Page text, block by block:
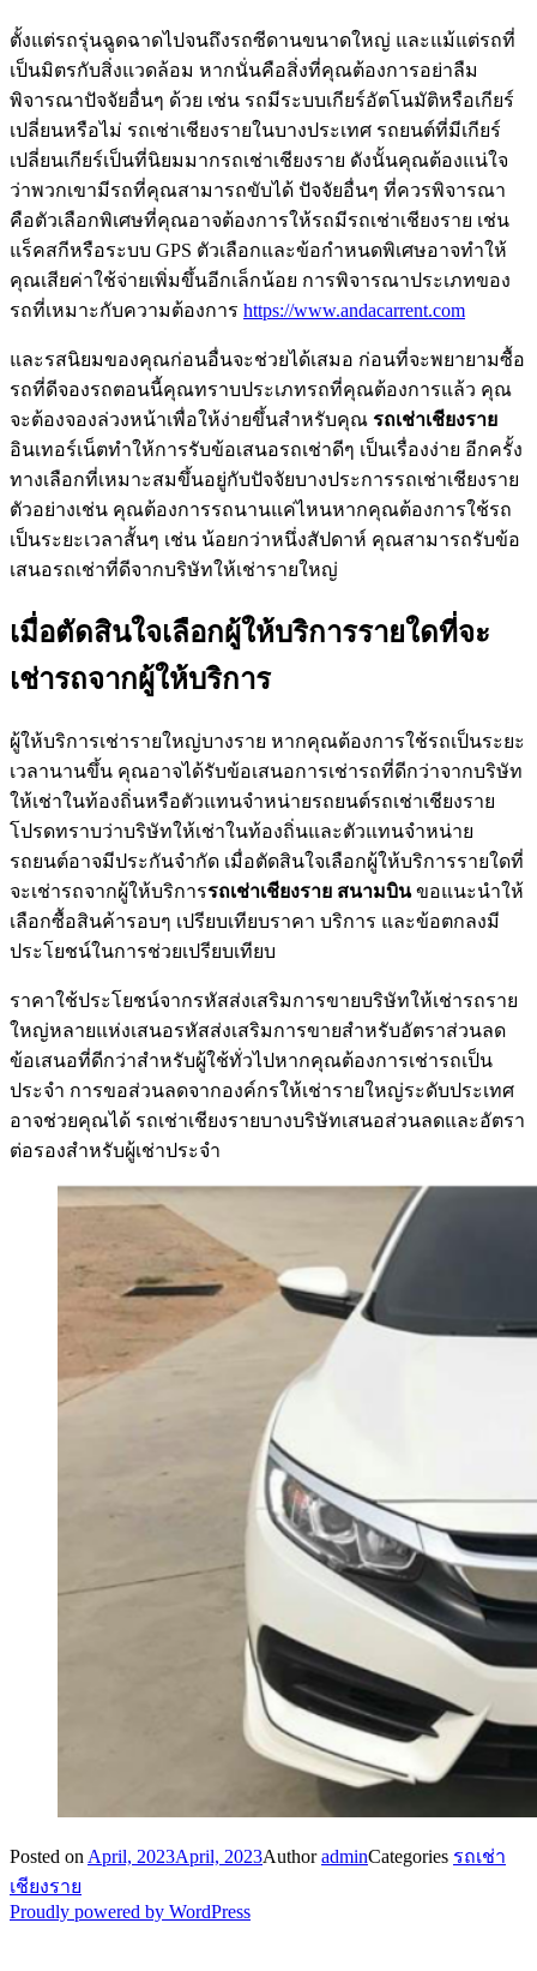
ตั้งแต่รถรุ่นฉูดฉาดไปจนถึงรถซีดานขนาดใหญ่ และแม้แต่รถที่
เป็นมิตรกับสิ่งแวดล้อม หากนั่นคือสิ่งที่คุณต้องการอย่าลืม
พิจารณาปัจจัยอื่นๆ ด้วย เช่น รถมีระบบเกียร์อัตโนมัติหรือเกียร์
เปลี่ยนหรือไม่ รถเช่าเชียงรายในบางประเทศ รถยนต์ที่มีเกียร์
เปลี่ยนเกียร์เป็นที่นิยมมากรถเช่าเชียงราย ดังนั้นคุณต้องแน่ใจ
ว่าพวกเขามีรถที่คุณสามารถขับได้ ปัจจัยอื่นๆ ที่ควรพิจารณา
คือตัวเลือกพิเศษที่คุณอาจต้องการให้รถมีรถเช่าเชียงราย เช่น
แร็คสกีหรือระบบ GPS ตัวเลือกและข้อกำหนดพิเศษอาจทำให้
คุณเสียค่าใช้จ่ายเพิ่มขึ้นอีกเล็กน้อย การพิจารณาประเภทของ
รถที่เหมาะกับความต้องการ https://www.andacarrent.com
และรสนิยมของคุณก่อนอื่นจะช่วยได้เสมอ ก่อนที่จะพยายามซื้อ
รถที่ดีจองรถตอนนี้คุณทราบประเภทรถที่คุณต้องการแล้ว คุณ
จะต้องจองล่วงหน้าเพื่อให้ง่ายขึ้นสำหรับคุณ รถเช่าเชียงราย
อินเทอร์เน็ตทำให้การรับข้อเสนอรถเช่าดีๆ เป็นเรื่องง่าย อีกครั้ง
ทางเลือกที่เหมาะสมขึ้นอยู่กับปัจจัยบางประการรถเช่าเชียงราย
ตัวอย่างเช่น คุณต้องการรถนานแค่ไหนหากคุณต้องการใช้รถ
เป็นระยะเวลาสั้นๆ เช่น น้อยกว่าหนึ่งสัปดาห์ คุณสามารถรับข้อ
เสนอรถเช่าที่ดีจากบริษัทให้เช่ารายใหญ่
เมื่อตัดสินใจเลือกผู้ให้บริการรายใดที่จะ
เช่ารถจากผู้ให้บริการ
ผู้ให้บริการเช่ารายใหญ่บางราย หากคุณต้องการใช้รถเป็นระยะ
เวลานานขึ้น คุณอาจได้รับข้อเสนอการเช่ารถที่ดีกว่าจากบริษัท
ให้เช่าในท้องถิ่นหรือตัวแทนจำหน่ายรถยนต์รถเช่าเชียงราย
โปรดทราบว่าบริษัทให้เช่าในท้องถิ่นและตัวแทนจำหน่าย
รถยนต์อาจมีประกันจำกัด เมื่อตัดสินใจเลือกผู้ให้บริการรายใดที่
จะเช่ารถจากผู้ให้บริการรถเช่าเชียงราย สนามบินขอแนะนำให้
เลือกซื้อสินค้ารอบๆ เปรียบเทียบราคา บริการ และข้อตกลงมี
ประโยชน์ในการช่วยเปรียบเทียบ
ราคาใช้ประโยชน์จากรหัสส่งเสริมการขายบริษัทให้เช่ารถราย
ใหญ่หลายแห่งเสนอรหัสส่งเสริมการขายสำหรับอัตราส่วนลด
ข้อเสนอที่ดีกว่าสำหรับผู้ใช้ทั่วไปหากคุณต้องการเช่ารถเป็น
ประจำ การขอส่วนลดจากองค์กรให้เช่ารายใหญ่ระดับประเทศ
อาจช่วยคุณได้ รถเช่าเชียงรายบางบริษัทเสนอส่วนลดและอัตรา
ต่อรองสำหรับผู้เช่าประจำ
Posted on April, 2023April, 2023AuthoradminCategories รถเช่า
เชียงราย
Proudly powered by WordPress